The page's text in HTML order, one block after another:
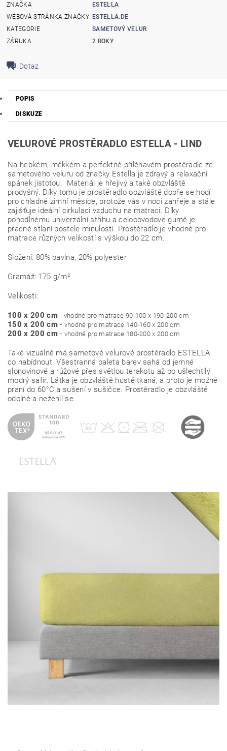
ZNAČKA
ESTELLA
WEBOVÁ STRÁNKA ZNAČKY ESTELLA.DE
KATEGORIE
SAMETOVÝ VELUR
ZÁRUKA
2 ROKY
Dotaz
POPIS
DISKUZE
VELUROVÉ PROSTĚRADLO ESTELLA - LIND
Na hebkém, měkkém a perfektně přiléhavém prostěradle ze
sametového veluru od značky Estella je zdravý a relaxační
spánek jistotou. Materiál je hřejivý a také obzvláště
prodyšný. Díky tomu je prostěradlo obzvláště dobře se hodí
pro chladné zimní měsíce, protože vás v noci zahřeje a stále
zajišťuje ideální cirkulaci vzduchu na matraci. Díky
pohodlnému univerzální střihu a celoobvodové gumě je
pracné stlaní postele minulostí. Prostěradlo je vhodné pro
matrace různých velikostí s výškou do 22 cm.
Složení: 80% bavlna, 20% polyester
Gramáž: 175 g/m²
Velikosti:
100 x 200 cm - vhodné pro matrace 90-100 x 190-200 cm
150 x 200 cm- vhodné pro matrace 140-160 x 200 cm
200 x 200 cm- vhodné pro matrace 180-200 x 200 cm
Také vizuálně má sametové velurové prostěradlo ESTELLA
co nabídnout. Všestranná paleta barev sahá od jemné
slonovinové a růžové přes světlou terakotu až po ušlechtilý
modrý safír. Látka je obzvláště hustě tkaná, a proto je možné
praní do 60°C a sušení v sušičce. Prostěradlo je obzvláště
odolné a nežehlí se.